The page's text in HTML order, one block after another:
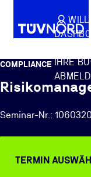
Springe zum
IHRE
COMPLIANCE
Seminar-Nr.:
TERMIN